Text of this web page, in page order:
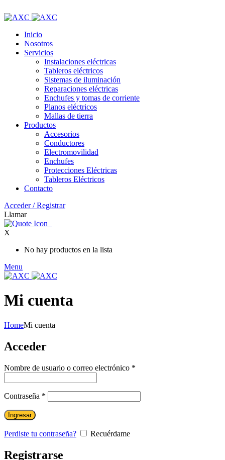
Inicio
Nosotros
Servicios
Instalaciones eléctricas
Tableros eléctricos
Sistemas de iluminación
Reparaciones eléctricas
Enchufes y tomas de corriente
Planos eléctricos
Mallas de tierra
Productos
Accesorios
Conductores
Electromovilidad
Enchufes
Protecciones Eléctricas
Tableros Eléctricos
Contacto
Acceder / Registrar
Llamar
X
No hay productos en la lista
Menu
Mi cuenta
HomeMi cuenta
Acceder
Nombre de usuario o correo electrónico *
Contraseña *
Ingresar
Perdiste tu contraseña? Recuérdame
Registrarse